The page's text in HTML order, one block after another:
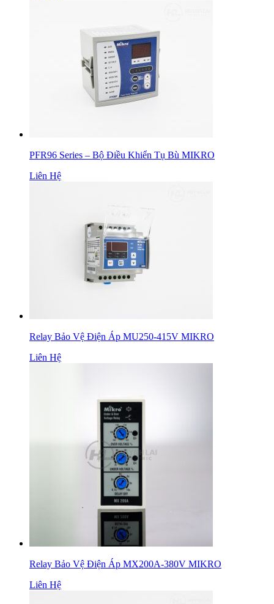
PFR96 Series – Bộ Điều Khiển Tụ Bù MIKRO
Liên Hệ
Relay Bảo Vệ Điện Áp MU250-415V MIKRO
Liên Hệ
Relay Bảo Vệ Điện Áp MX200A-380V MIKRO
Liên Hệ